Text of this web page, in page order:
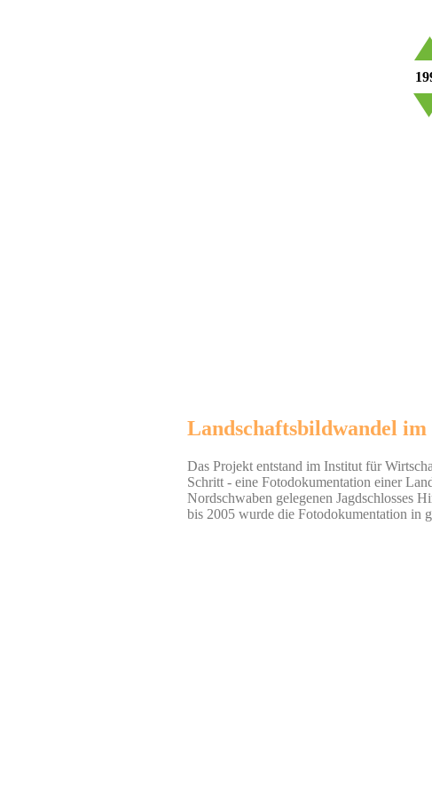
Landschaftsbildwandel
Das Projekt entstand im Institut für
Schritt - eine Fotodokumentation einer
Nordschwaben gelegenen Jagdschlosses
bis 2005 wurde die Fotodokumentation in